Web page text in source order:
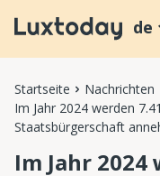
de
Startseite Nachrichten
Im Jahr 2024 werden
Staatsbürgerschaft
Im Jahr 2024